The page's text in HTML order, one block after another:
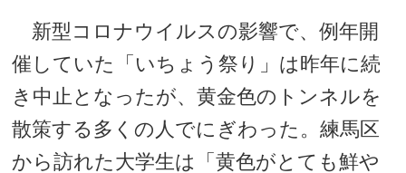
新型コロナウイルスの影響で、例年開
催していた「いちょう祭り」は昨年に続
き中止となったが、黄金色のトンネルを
散策する多くの人でにぎわった。練馬区
から訪れた大学生は「黄色がとても鮮や